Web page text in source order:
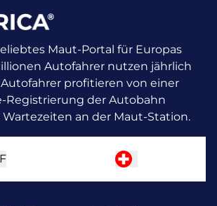
Maut-Portal für Europas
Autofahrer nutzen jährlich
Autofahrer profitieren von einer
Registrierung der Autobahn
an der Maut-Station.